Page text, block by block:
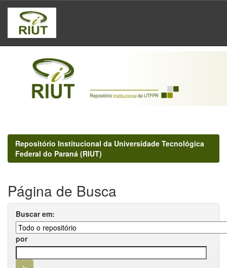
Skip
navigation
Repositório Institucional da Universidade Tecnológica
Federal do Paraná (RIUT)
Página de Busca
Buscar em:
por